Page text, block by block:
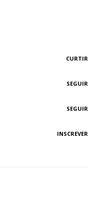
CURTIR
SEGUIR
SEGUIR
INSCREVER